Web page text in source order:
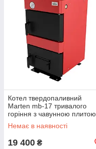
Котел твердопаливний
Marten mb-17 тривалого
горіння з чавунною плитою
Немає в наявності
19 400 ₴